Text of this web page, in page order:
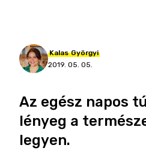
Kalas Györgyi
2019. 05. 05.
Az egész napos
lényeg a
legyen.